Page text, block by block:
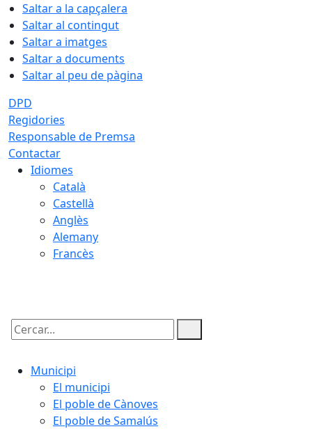
Saltar a la capçalera
Saltar al contingut
Saltar a imatges
Saltar a documents
Saltar al peu de pàgina
DPD
Regidories
Responsable de Premsa
Contactar
Idiomes
Català
Castellà
Anglès
Alemany
Francès
Cercar:
Municipi
El municipi
El poble de Cànoves
El poble de Samalús